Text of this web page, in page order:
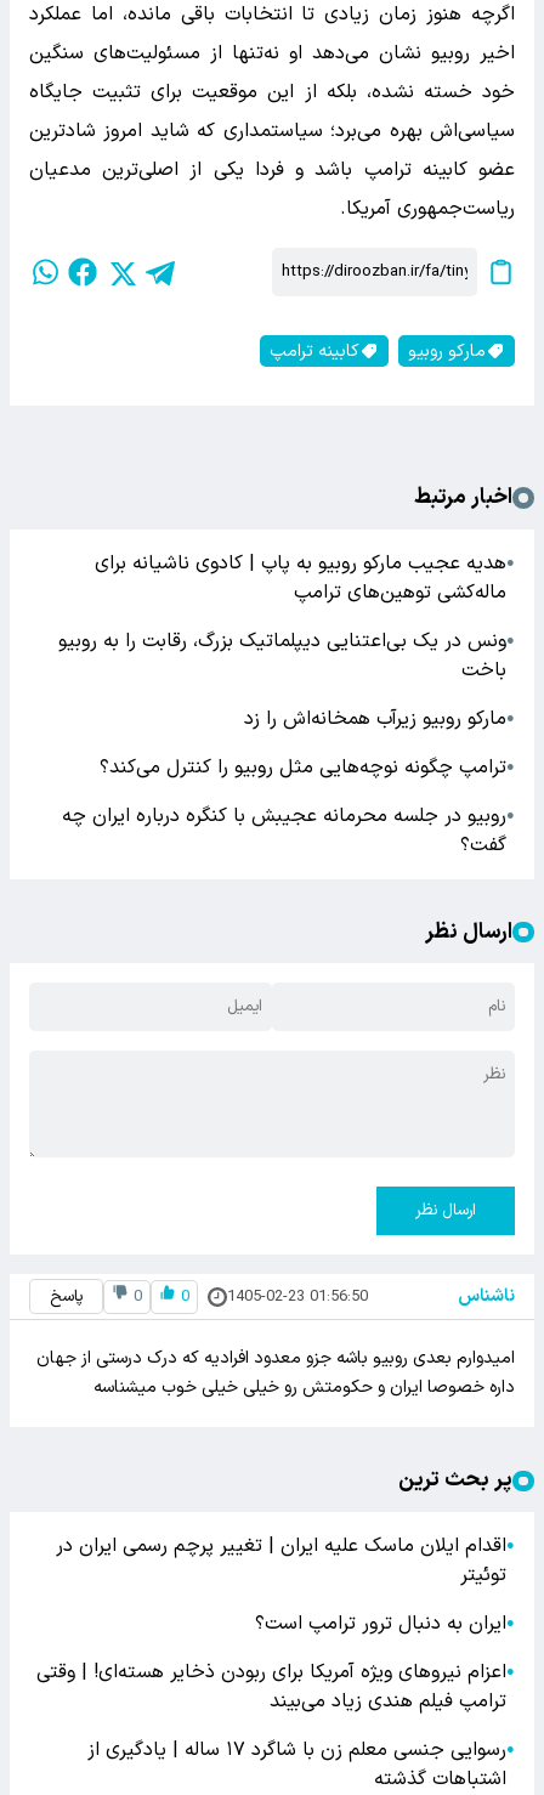
اگرچه هنوز زمان زیادی تا انتخابات باقی مانده، اما عملکرد
اخیر روبیو نشان می‌دهد او نه‌تنها از مسئولیت‌های سنگین
خود خسته نشده، بلکه از این موقعیت برای تثبیت جایگاه
سیاسی‌اش بهره می‌برد؛ سیاستمداری که شاید امروز شادترین
عضو کابینه ترامپ باشد و فردا یکی از اصلی‌ترین مدعیان
ریاست‌جمهوری آمریکا.
مارکو روبیو کابینه ترامپ
اخبار مرتبط
●هدیه عجیب مارکو روبیو به پاپ | کادوی ناشیانه برای
ماله‌کشی توهین‌های ترامپ
●ونس در یک بی‌اعتنایی دیپلماتیک بزرگ، رقابت را به روبیو
باخت
●مارکو روبیو زیرآب همخانه‌اش را زد
●ترامپ چگونه نوچه‌هایی مثل روبیو را کنترل می‌کند؟
●روبیو در جلسه محرمانه عجیبش با کنگره درباره ایران چه
گفت؟
ارسال نظر
ارسال نظر
ناشناس 1405-02-23 01:56:50
0
0 پاسخ
امیدوارم بعدی روبیو باشه جزو معدود افرادیه که درک درستی از جهان
داره خصوصا ایران و حکومتش رو خیلی خیلی خوب میشناسه
پر بحث ترین
●اقدام ایلان ماسک علیه ایران | تغییر پرچم رسمی ایران در
توئیتر
●ایران به دنبال ترور ترامپ است؟
●اعزام نیروهای ویژه آمریکا برای ربودن ذخایر هسته‌ای! | وقتی
ترامپ فیلم هندی زیاد می‌بیند
●
رسوایی جنسی معلم زن با شاگرد ۱۷ ساله | یادگیری از
اشتباهات گذشته